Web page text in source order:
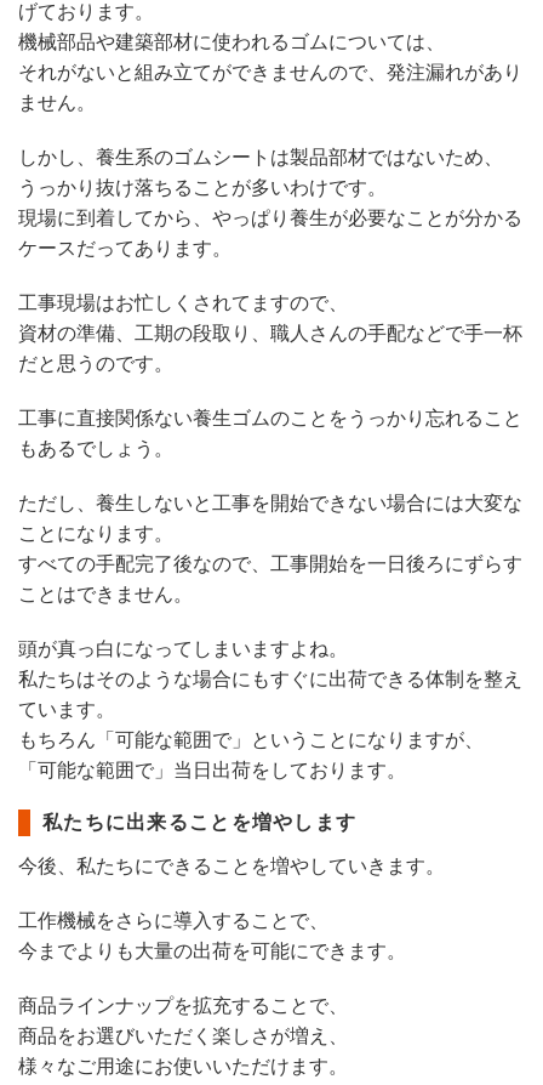
げております。
機械部品や建築部材に使われるゴムについては、
それがないと組み立てができませんので、発注漏れがあり
ません。
しかし、養生系のゴムシートは製品部材ではないため、
うっかり抜け落ちることが多いわけです。
現場に到着してから、やっぱり養生が必要なことが分かる
ケースだってあります。
工事現場はお忙しくされてますので、
資材の準備、工期の段取り、職人さんの手配などで手一杯
だと思うのです。
工事に直接関係ない養生ゴムのことをうっかり忘れること
もあるでしょう。
ただし、養生しないと工事を開始できない場合には大変な
ことになります。
すべての手配完了後なので、工事開始を一日後ろにずらす
ことはできません。
頭が真っ白になってしまいますよね。
私たちはそのような場合にもすぐに出荷できる体制を整え
ています。
もちろん「可能な範囲で」ということになりますが、
「可能な範囲で」当日出荷をしております。
私たちに出来ることを増やします
今後、私たちにできることを増やしていきます。
工作機械をさらに導入することで、
今までよりも大量の出荷を可能にできます。
商品ラインナップを拡充することで、
商品をお選びいただく楽しさが増え、
様々なご用途にお使いいただけます。